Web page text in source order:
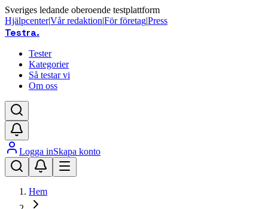
Sveriges ledande oberoende testplattform
Hjälpcenter|Vår redaktion|För företag|Press
Testra.
Tester
Kategorier
Så testar vi
Om oss
Logga inSkapa konto
Hem